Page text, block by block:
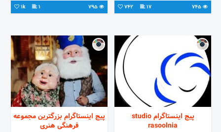
17
742
1
1k
پیج اینستاگرام studio
rasoolnia
پیج اینستاگرام بزرگترین مجموعه
فرهنگی هنری